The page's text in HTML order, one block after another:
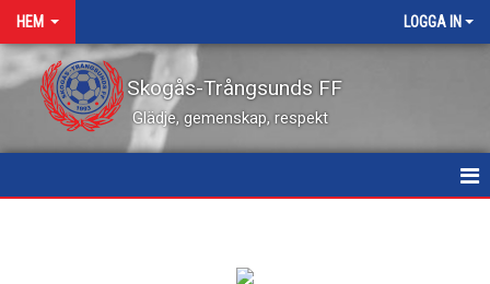
HEM LOGGA IN
Skogås-Trångsunds FF
Glädje, gemenskap, respekt